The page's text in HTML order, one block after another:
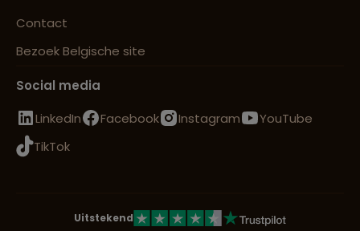
Contact
Bezoek Belgische site
Social media
LinkedIn
Facebook Instagram
YouTube
TikTok
Uitstekend